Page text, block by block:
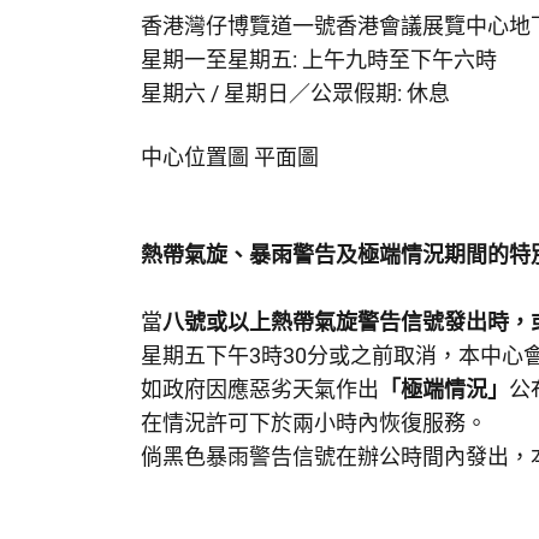
香港灣仔博覽道一號香港會議展覽中心地
星期一至星期五: 上午九時至下午六時
星期六 / 星期日／公眾假期: 休息
中心位置圖 平面圖
熱帶氣旋、暴雨警告及極端情況期間的特
當八號或以上熱帶氣旋警告信號發出時
星期五下午3時30分或之前取消，本中心
如政府因應惡劣天氣作出 「極端情況」 公
在情況許可下於兩小時內恢復服務。
倘黑色暴雨警告信號在辦公時間內發出